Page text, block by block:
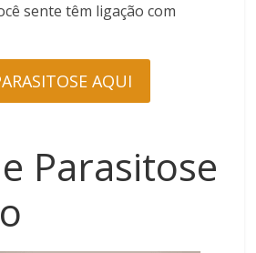
sente têm ligação com
AQUI
Parasitose